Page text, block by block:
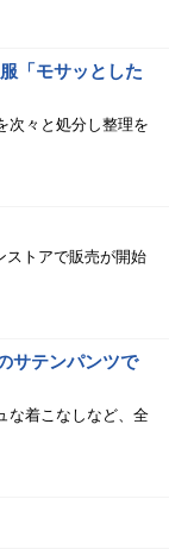
「モサッとした
次々と処分し整理を
ストアで販売が開始
サテンパンツで
な着こなしなど、全